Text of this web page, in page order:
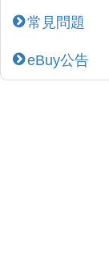
常見問題
eBuy公告